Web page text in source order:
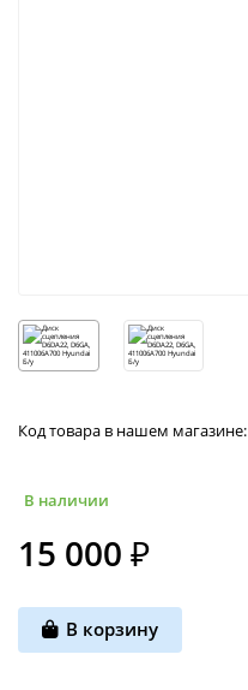
Код товара в нашем магазине:
В наличии
15 000 ₽
В корзину